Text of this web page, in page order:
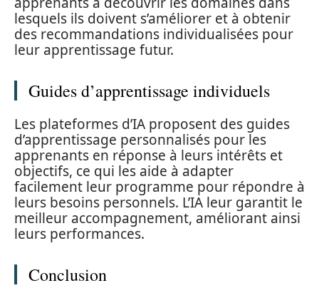
lesquels ils doivent s’améliorer et à obtenir
des recommandations individualisées pour
leur apprentissage futur.
Guides d’apprentissage individuels
Les plateformes d’IA proposent des guides
d’apprentissage personnalisés pour les
apprenants en réponse à leurs intérêts et
objectifs, ce qui les aide à adapter
facilement leur programme pour répondre à
leurs besoins personnels. L’IA leur garantit le
meilleur accompagnement, améliorant ainsi
leurs performances.
Conclusion